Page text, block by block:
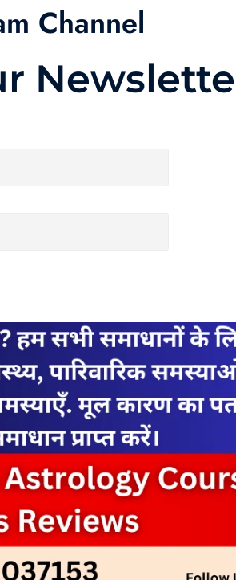
Channel